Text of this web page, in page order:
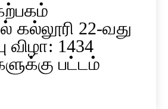
கல்லூரி 22-வது
விழா: 1434
பட்டம்